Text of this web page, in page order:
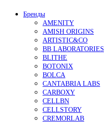
Бренды
AMENITY
AMISH ORIGINS
ARTISTIC&CO
BB LABORATORIES
BLITHE
BOTONIX
BOLCA
CANTABRIA LABS
CARBOXY
CELLBN
CELLSTORY
CREMORLAB